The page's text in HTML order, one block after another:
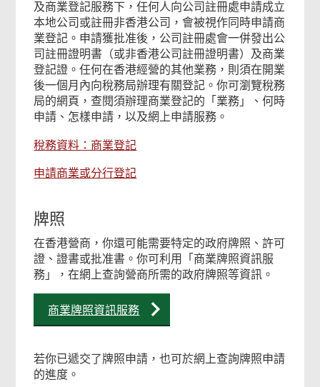
及商業登記服務下，任何人向公司註冊處申請成立
本地公司或註冊非香港公司，會被視作同時申請商
業登記。申請獲批准後，公司註冊處會一併發出公
司註冊證明書（或非香港公司註冊證明書）及商業
登記證。任何在香港經營的其他業務，則須在開業
後一個月內向稅務局辦理有關登記。你可瀏覽稅務
局的網頁，查閱須辦理商業登記的「業務」、何時
申請、怎樣申請，以及網上申請服務。
稅務資料：商業登記
申請商業或分行登記
牌照
在香港營商，你還可能需要特定的政府牌照、許可
證、證書或批准書。你可利用「商業牌照資訊服
務」，在網上查詢營商所需的政府牌照等資訊。
商業牌照資訊服務
若你已遞交了牌照申請，也可於網上查詢牌照申請
的進度。